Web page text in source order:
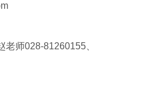
老师028-81260155